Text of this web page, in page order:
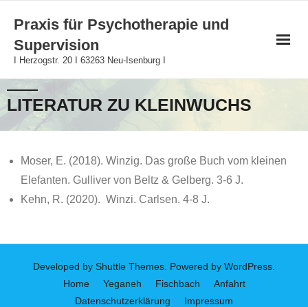
content
Praxis für Psychotherapie und
Supervision
I Herzogstr. 20 I 63263 Neu-Isenburg I
LITERATUR ZU KLEINWUCHS
Moser, E. (2018). Winzig. Das große Buch vom kleinen
Elefanten. Gulliver von Beltz & Gelberg. 3-6 J.
Kehn, R. (2020). Winzi. Carlsen. 4-8 J.
Developed by Shuttle Themes . Powered by WordPress
Home
Yeganeh Fischbach
Anfahrt
Datenschutzerklärung
Impressum